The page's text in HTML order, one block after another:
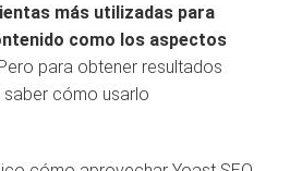
más utilizadas para
como los aspectos
para obtener resultados
saber cómo usarlo